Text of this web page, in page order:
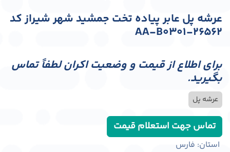
عرشه پل عابر پیاده تخت جمشید شهر شیراز کد
AA-B0301-26562
برای اطلاع از قیمت و وضعیت اکران لطفاً تماس
بگیرید.
عرشه پل
تماس جهت استعلام قیمت
استان: فارس